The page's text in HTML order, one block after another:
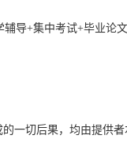
导+集中考试+毕业论文
一切后果，均由提供